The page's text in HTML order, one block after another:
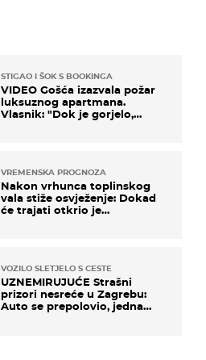
STIGAO I ŠOK S BOOKINGA
VIDEO Gošća izazvala požar
luksuznog apartmana.
Vlasnik: "Dok je gorjelo,
VREMENSKA PROGNOZA
Nakon vrhunca toplinskog
vala stiže osvježenje: Dokad
će trajati otkrio je
VOZILO SLETJELO S CESTE
UZNEMIRUJUĆE Strašni
prizori nesreće u Zagrebu:
Auto se prepolovio, jedna